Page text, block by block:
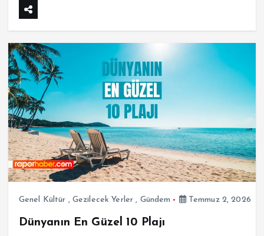
Genel Kültür , Gezilecek Yerler , Gündem Temmuz 2, 2026
Dünyanın En Güzel 10 Plajı